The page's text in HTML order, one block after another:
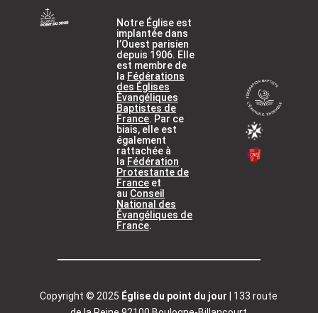
Notre Église est
implantée dans
l’Ouest parisien
depuis 1906. Elle
est membre de
la Fédérations
des Églises
Évangéliques
Baptistes de
France. Par ce
biais, elle est
également
rattachée à
la Fédération
Protestante de
France et
au Conseil
National des
Évangéliques de
France.
Copyright © 2025 Église du point du jour | 133 route